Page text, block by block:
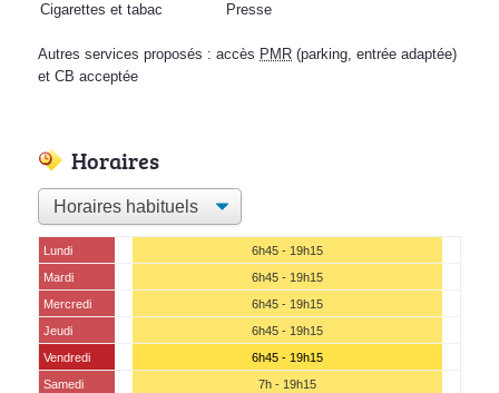
Cigarettes et tabac Presse
Autres services proposés : accès PMR (parking, entrée adaptée)
et CB acceptée
Horaires
Lundi
6h45 - 19h15
Mardi
6h45 - 19h15
Mercredi
6h45 - 19h15
Jeudi
6h45 - 19h15
Vendredi
6h45 - 19h15
Samedi
7h - 19h15